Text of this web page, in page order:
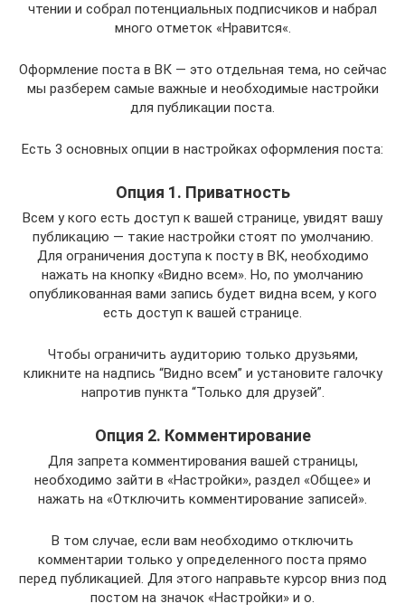
чтении и собрал потенциальных подписчиков и набрал
много отметок «Нравится«.
Оформление поста в ВК — это отдельная тема, но сейчас
мы разберем самые важные и необходимые настройки
для публикации поста.
Есть 3 основных опции в настройках оформления поста:
Опция 1. Приватность
Всем у кого есть доступ к вашей странице, увидят вашу
публикацию — такие настройки стоят по умолчанию.
Для ограничения доступа к посту в ВК, необходимо
нажать на кнопку «Видно всем». Но, по умолчанию
опубликованная вами запись будет видна всем, у кого
есть доступ к вашей странице.
Чтобы ограничить аудиторию только друзьями,
кликните на надпись “Видно всем” и установите галочку
напротив пункта “Только для друзей”.
Опция 2. Комментирование
Для запрета комментирования вашей страницы,
необходимо зайти в «Настройки», раздел «Общее» и
нажать на «Отключить комментирование записей».
В том случае, если вам необходимо отключить
комментарии только у определенного поста прямо
перед публикацией. Для этого направьте курсор вниз под
постом на значок «Настройки» и о.